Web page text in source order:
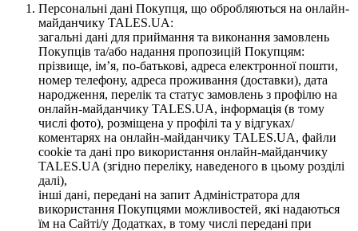
Персональні дані Покупця, що обробляються на онлайн-
майданчику TALES.UA:
загальні дані для приймання та виконання замовлень
Покупців та/або надання пропозицій Покупцям:
прізвище, ім’я, по-батькові, адреса електронної пошти,
номер телефону, адреса проживання (доставки), дата
народження, перелік та статус замовлень з профілю на
онлайн-майданчику TALES.UA, інформація (в тому
числі фото), розміщена у профілі та у відгуках/
коментарях на онлайн-майданчику TALES.UA, файли
cookie та дані про використання онлайн-майданчику
TALES.UA (згідно переліку, наведеного в цьому розділі
далі),
інші дані, передані на запит Адміністратора для
використання Покупцями можливостей, які надаються
їм на Сайті/у Додатках, в тому числі передані при